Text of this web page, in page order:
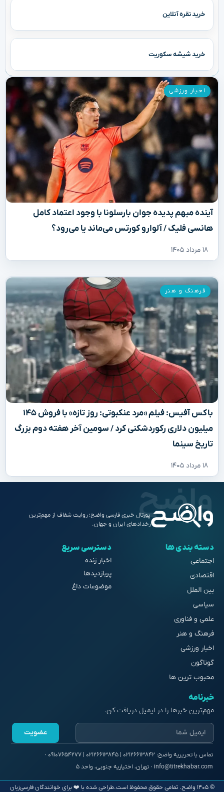
خرید نقره آنلاین
خرید شیشه سکوریت
آینده مبهم پدیده جوان بارسلونا با وجود اعتماد کامل
هانسی فلیک / آلوارو کورتس می‌ماند یا می‌رود؟
۱۸ مرداد ۱۴۰۵
اخبار ورزشی
باکس آفیس: فیلم «مرد عنکبوتی: روز تازه» با فروش ۱۴۵
میلیون دلاری رکوردشکنی کرد / سومین آخر هفته دوم بزرگ
تاریخ سینما
۱۸ مرداد ۱۴۰۵
فرهنگ و هنر
پورتال خبری فارسی واضح؛ روایت شفاف از مهم‌ترین
رخدادهای ایران و جهان.
دسته بندی ها
اجتماعی
اقتصادی
بین الملل
سیاسی
علمی و فناوری
فرهنگ و هنر
اخبار ورزشی
گوناگون
محبوب ترین ها
دسترسی سریع
اخبار زنده
پربازدیدها
موضوعات داغ
خبرنامه
مهم‌ترین خبرها را در ایمیل دریافت کن.
عضویت
© ۱۴۰۵ واضح. تمامی حقوق محفوظ است. طراحی شده با ❤️ برای خوانندگان فارسی‌زبان